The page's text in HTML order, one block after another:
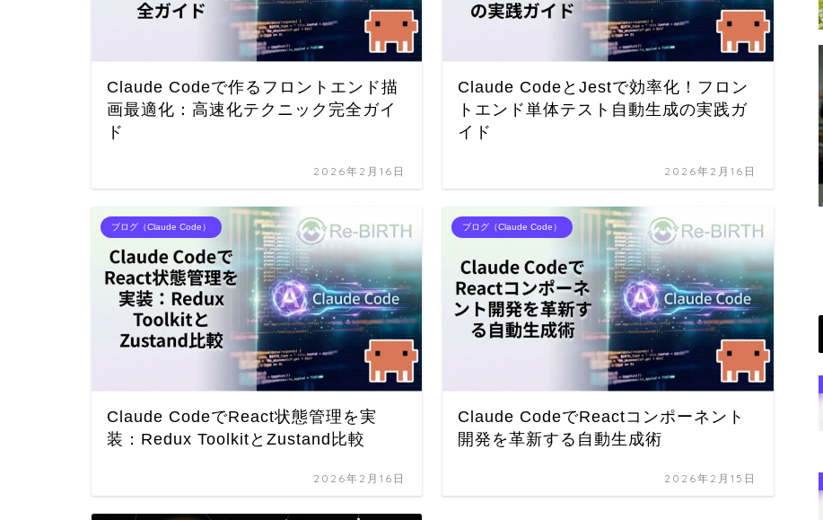
Claude Codeで作るフロントエンド描
画最適化：高速化テクニック完全ガイ
ド
2026年2月16日
Claude CodeとJestで効率化！フロン
トエンド単体テスト自動生成の実践ガ
イド
2026年2月16日
ブログ（Claude Code）
Claude CodeでReact状態管理を実
装：Redux ToolkitとZustand比較
2026年2月16日
ブログ（Claude Code）
Claude CodeでReactコンポーネント
開発を革新する自動生成術
2026年2月15日